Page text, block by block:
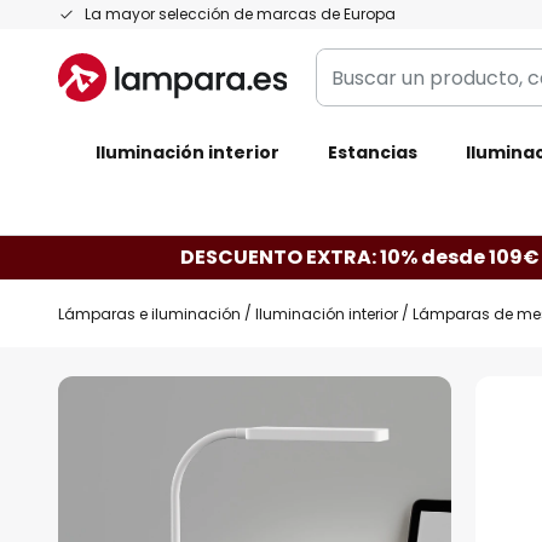
La mayor selección de marcas de Europa
Ir
contenido
Buscar
un
categoría,
Iluminación interior Estancias
DESCUENTO EXTRA: 10% desde
Lámparas e iluminación Iluminación interior Lámparas de
Saltar